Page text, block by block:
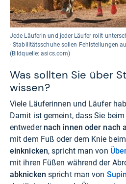
Jede Läuferin und jeder Läufer rollt
- Stabilitätsschuhe sollen Fehlstellungen
(Bildquelle: asics.com)
Was sollten Sie über
wissen?
Viele Läuferinnen und Läufer
Damit ist gemeint, dass Sie
entweder nach innen oder nach
mit dem Fuß oder dem Knie
einknicken, spricht man von
mit ihren Füßen während der
abknicken spricht man von